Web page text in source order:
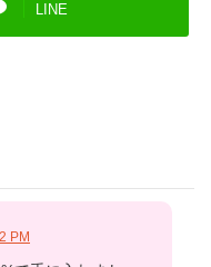
LINE
PM